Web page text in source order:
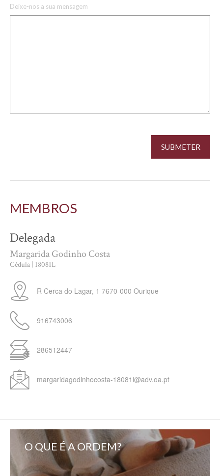
Deixe-nos a sua mensagem
MEMBROS
Delegada
Margarida Godinho Costa
Cédula | 18081L
R Cerca do Lagar, 1 7670-000 Ourique
916743006
286512447
margaridagodinhocosta-18081l@adv.oa.pt
O QUE É A ORDEM?